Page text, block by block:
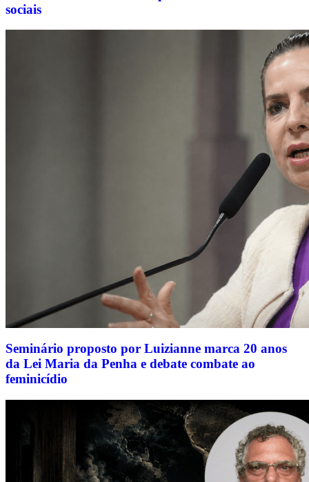
sociais
Seminário proposto por Luizianne marca 20 anos
da Lei Maria da Penha e debate combate ao
feminicídio